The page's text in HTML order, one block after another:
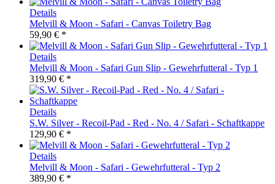
Details
Melvill & Moon - Safari - Canvas Toiletry Bag
59,90 € *
Details
Melvill & Moon - Safari Gun Slip - Gewehrfutteral - Typ 1
319,90 € *
Details
S.W. Silver - Recoil-Pad - Red - No. 4 / Safari - Schaftkappe
129,90 € *
Details
Melvill & Moon - Safari - Gewehrfutteral - Typ 2
389,90 € *